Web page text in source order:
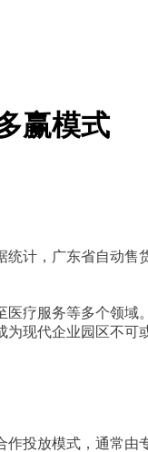
赢模式
统计，广东省自动售
疗服务等多个领
现代企业园区不可
投放模式，通常